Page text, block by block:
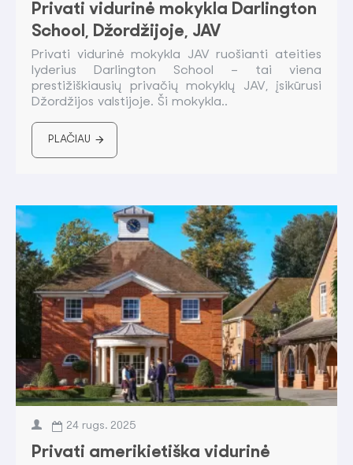
Privati vidurinė mokykla Darlington
School, Džordžijoje, JAV
Privati vidurinė mokykla JAV ruošianti ateities
lyderius Darlington School – tai viena
prestižiškiausių privačių mokyklų JAV, įsikūrusi
Džordžijos valstijoje. Ši mokykla..
PLAČIAU
24 rugs. 2025
Privati amerikietiška vidurinė